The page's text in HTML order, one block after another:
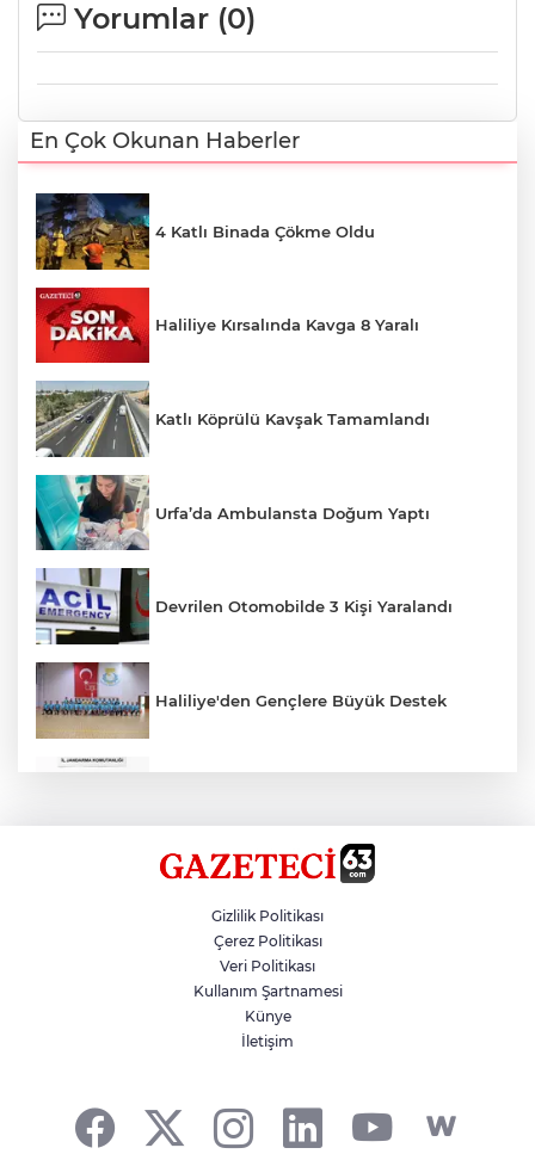
Yorumlar (0)
En Çok Okunan Haberler
4 Katlı Binada Çökme Oldu
Haliliye Kırsalında Kavga 8 Yaralı
Katlı Köprülü Kavşak Tamamlandı
Urfa’da Ambulansta Doğum Yaptı
Devrilen Otomobilde 3 Kişi Yaralandı
Haliliye'den Gençlere Büyük Destek
Hikmet Başak’tan Ulaşım Çalışması
Atatürk Bulvarında Asfalt Yenileniyor
Gizlilik Politikası
Çerez Politikası
Veri Politikası
Kullanım Şartnamesi
Künye
İletişim